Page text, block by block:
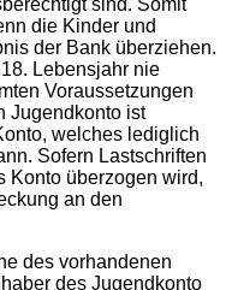
die Kinder und
der Bank überziehen.
Lebensjahr nie
Voraussetzungen
Jugendkonto ist
welches lediglich
Sofern Lastschriften
Konto überzogen wird,
an den
des vorhandenen
des Jugendkonto